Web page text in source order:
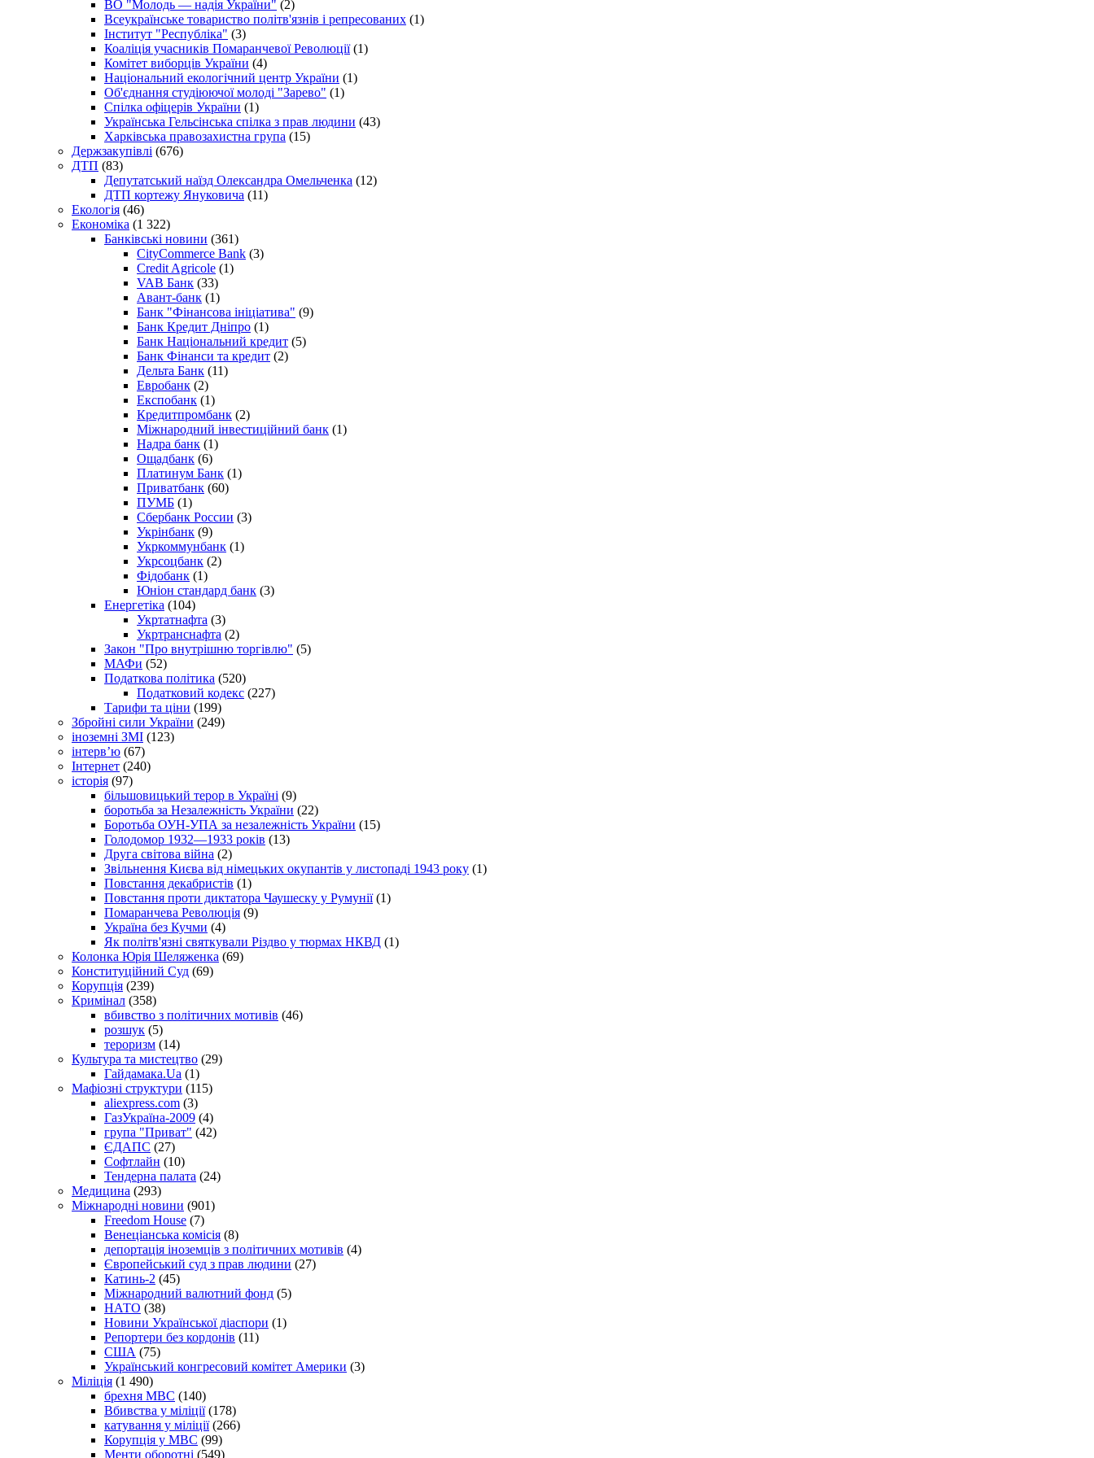
ВО "Молодь — надія України" (2)
Всеукраїнське товариство політв'язнів і репресованих (1)
Інститут "Республіка" (3)
Коаліція учасників Помаранчевої Революції(1)
Комітет виборців України (4)
Національний екологічний центр України (1)
Об'єднання студіюючої молоді "Зарево" (1)
Спілка офіцерів України (1)
Українська Гельсінська спілка з прав людини (43)
Харківська правозахистна група (15)
Держзакупівлі (676)
ДТП (83)
Депутатський наїзд Олександра Омельченка (12)
ДТП кортежу Януковича (11)
Екологія (46)
Економіка (1 322)
Банківські новини (361)
CityCommerce Bank (3)
Credit Agricole (1)
VAB Банк (33)
Авант-банк (1)
Банк "Фінансова ініціатива" (9)
Банк Кредит Дніпро (1)
Банк Національний кредит (5)
Банк Фінанси та кредит (2)
Дельта Банк (11)
Евробанк (2)
Експобанк (1)
Кредитпромбанк (2)
Міжнародний інвестиційний банк (1)
Надра банк (1)
Ощадбанк (6)
Платинум Банк (1)
Приватбанк (60)
ПУМБ (1)
Сбербанк России (3)
Укрінбанк (9)
Укркоммунбанк (1)
Укрсоцбанк (2)
Фідобанк (1)
Юніон стандард банк (3)
Енергетіка (104)
Укртатнафта (3)
Укртранснафта (2)
Закон "Про внутрішню торгівлю" (5)
МАФи (52)
Податкова політика (520)
Податковий кодекс (227)
Тарифи та ціни (199)
Збройні сили України (249)
іноземні ЗМІ (123)
інтерв’ю (67)
Інтернет (240)
історія (97)
більшовицький терор в Україні (9)
боротьба за Незалежність України (22)
Боротьба ОУН-УПА за незалежність України (15)
Голодомор 1932—1933 років (13)
Друга світова війна (2)
Звільнення Києва від німецьких окупантів у листопаді 1943 року (1)
Повстання декабристів (1)
Повстання проти диктатора Чаушеску у Румунії(1)
Помаранчева Революція (9)
Україна без Кучми (4)
Як політв'язні святкували Різдво у тюрмах НКВД (1)
Колонка Юрія Шеляженка (69)
Конституційний Суд (69)
Корупція (239)
Кримінал (358)
вбивство з політичних мотивів (46)
розшук (5)
тероризм (14)
Культура та мистецтво (29)
Гайдамака.Ua (1)
Мафіозні структури (115)
aliexpress.com (3)
ГазУкраїна-2009 (4)
група "Приват" (42)
ЄДАПС (27)
Софтлайн (10)
Тендерна палата (24)
Медицина (293)
Міжнародні новини (901)
Freedom House (7)
Венеціанська комісія (8)
депортація іноземців з політичних мотивів (4)
Європейський суд з прав людини (27)
Катинь-2 (45)
Міжнародний валютний фонд (5)
НАТО (38)
Новини Української діаспори (1)
Репортери без кордонів (11)
США (75)
Український конгресовий комітет Америки (3)
Міліція (1 490)
брехня МВС (140)
Вбивства у міліції(178)
катування у міліції(266)
Корупція у МВС (99)
Менти оборотні (549)